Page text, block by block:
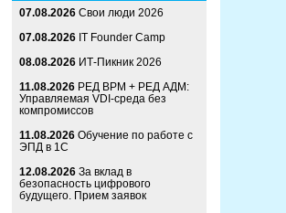
07.08.2026 Свои люди 2026
07.08.2026 IT Founder Camp
08.08.2026 ИТ-Пикник 2026
11.08.2026 РЕД ВРМ + РЕД АДМ:
Управляемая VDI-среда без
компромиссов
11.08.2026 Обучение по работе с
ЭПД в 1С
12.08.2026 За вклад в
безопасность цифрового
будущего. Прием заявок